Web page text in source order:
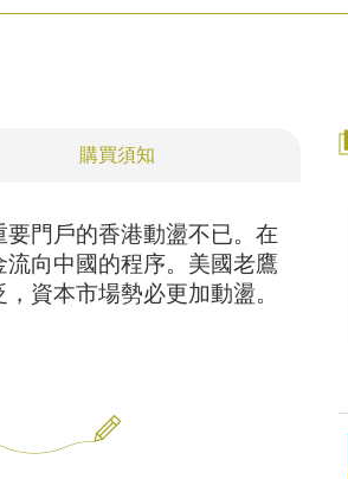
購買須知
門戶的香港動盪不已。在
向中國的程序。美國老鷹
資本市場勢必更加動盪。